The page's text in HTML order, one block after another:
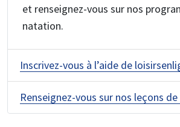
et renseignez-vous sur nos
natation.
Inscrivez-vous à l’aide de
Renseignez-vous sur nos leçons